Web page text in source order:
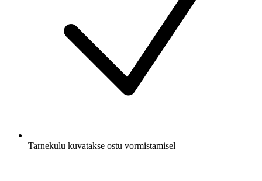
Tarnekulu kuvatakse ostu vormistamisel